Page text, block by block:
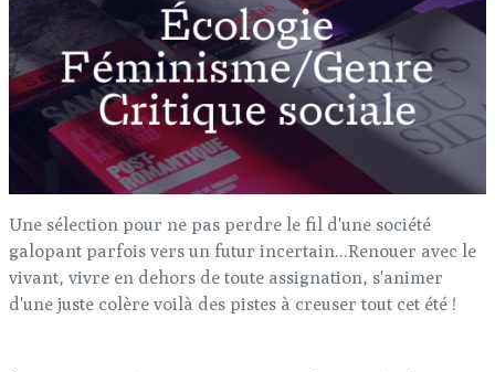
Une sélection pour ne pas perdre le fil d'une société
galopant parfois vers un futur incertain...Renouer avec le
vivant, vivre en dehors de toute assignation, s'animer
d'une juste colère voilà des pistes à creuser tout cet été !